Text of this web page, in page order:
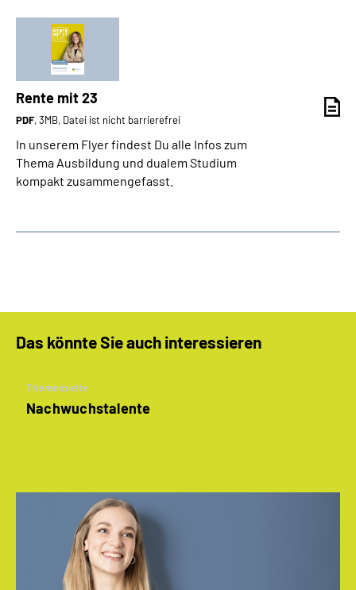
Rente mit 23
PDF, 3MB, Datei ist nicht barrierefrei
In unserem Flyer findest Du alle Infos zum
Thema Ausbildung und dualem Studium
kompakt zusammengefasst.
Das könnte Sie auch interessieren
Themenseite
Nachwuchstalente